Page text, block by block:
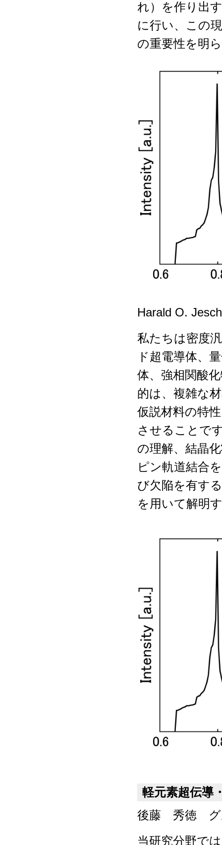
れ）を作り出
に行い、この
の重要性を明
Harald O.
私たちは密度
ド超電導体、
体、強相関酸
的は、複雑な
仮説材料の特
させることで
の理解、結晶
ピン軌道結合
び欠陥を有す
を用いて解明
軽元素超伝導
後藤 秀徳 グ
当研究分野で